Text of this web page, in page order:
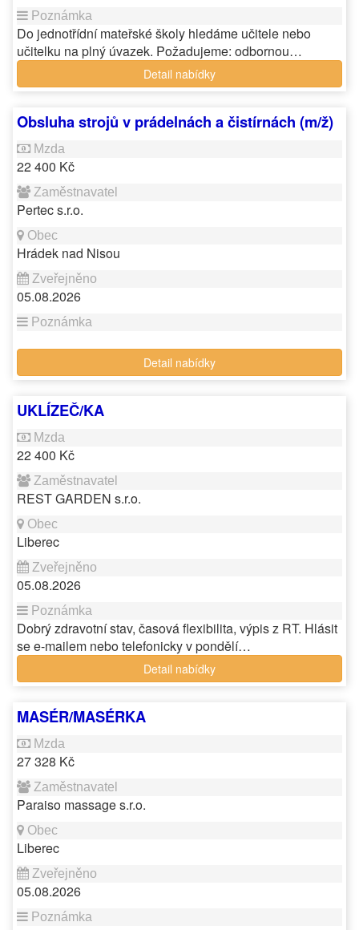
Do jednotřídní mateřské školy hledáme učitele nebo
učitelku na plný úvazek. Požadujeme: odbornou…
Detail nabídky
Obsluha strojů v prádelnách a čistírnách (m/ž)
22 400 Kč
Pertec s.r.o.
Hrádek nad Nisou
05.08.2026
Detail nabídky
UKLÍZEČ/KA
22 400 Kč
REST GARDEN s.r.o.
Liberec
05.08.2026
Dobrý zdravotní stav, časová flexibilita, výpis z RT. Hlásit
se e-mailem nebo telefonicky v pondělí…
Detail nabídky
MASÉR/MASÉRKA
27 328 Kč
Paraiso massage s.r.o.
Liberec
05.08.2026